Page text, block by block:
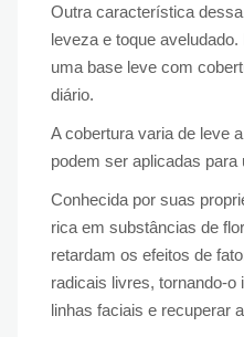
Outra característica
leveza e toque
uma base leve com
diário.
A cobertura varia de leve
podem ser aplicadas
Conhecida por suas
rica em substâncias de
retardam os efeitos de
radicais livres, tornando-o
linhas faciais e recuperar